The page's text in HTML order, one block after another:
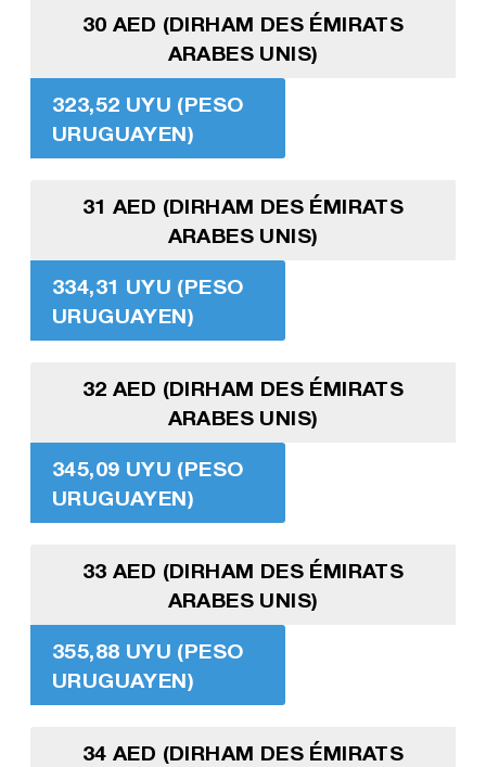
30 AED (DIRHAM DES ÉMIRATS
ARABES UNIS)
323,52 UYU (PESO
URUGUAYEN)
31 AED (DIRHAM DES ÉMIRATS
ARABES UNIS)
334,31 UYU (PESO
URUGUAYEN)
32 AED (DIRHAM DES ÉMIRATS
ARABES UNIS)
345,09 UYU (PESO
URUGUAYEN)
33 AED (DIRHAM DES ÉMIRATS
ARABES UNIS)
355,88 UYU (PESO
URUGUAYEN)
34 AED (DIRHAM DES ÉMIRATS